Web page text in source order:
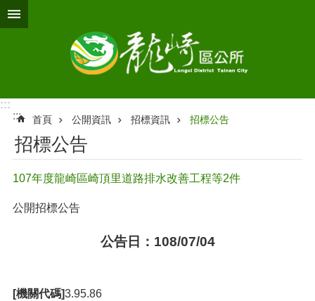
跳到主要內容區塊
:::
:::
首頁 公開資訊 招標資訊 招標公告
招標公告
107年度龍崎區崎頂里道路排水改善工程等2件
公開招標公告
公告日：108/07/04
[機關代碼]3.95.86